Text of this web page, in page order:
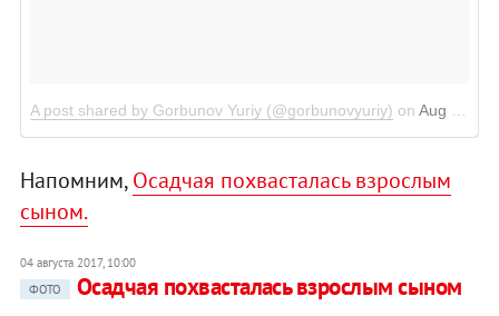
A post shared by Gorbunov Yuriy (@gorbunovyuriy) on Aug 8, 2017 at 1:18pm PDT
Напомним,Осадчая похвасталась взрослым
сыном.
04 августа 2017, 10:00
ФОТО
Осадчая похвасталась взрослым сыном